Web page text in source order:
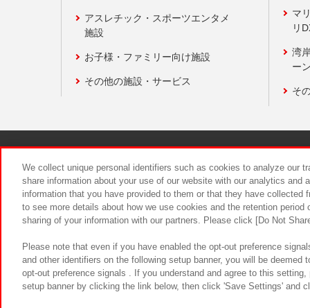
アスレチック・スポーツエンタメ
施設
お子様・ファミリー向け施設
その他の施設・サービス
マ
リ
湾
ー
そ
食品のご
We collect unique personal identifiers such as cookies to analyze our
share information about your use of our website with our analytics and
information that you have provided to them or that they have
to see more details about how we use cookies and the retention
sharing of your information with our partners. Please click [Do Not
Please note that even if you have enabled the opt-out preference
and other identifiers on the following setup banner, you will be
opt-out preference signals . If you understand and agree to this
setup banner by clicking the link below, then click 'Save Settings' and